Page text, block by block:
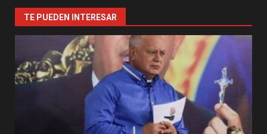
TE PUEDEN INTERESAR